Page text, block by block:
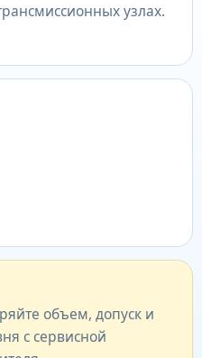
узлах.
объем, допуск и
с сервисной